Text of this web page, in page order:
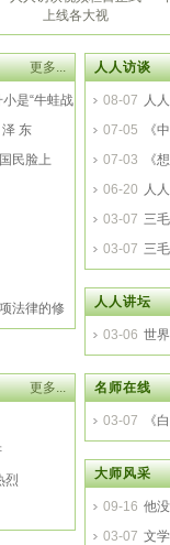
上线各大视
更多...
是“牛蛙战
东
民脸上
法律的修
人人访谈
08-07 人
07-05
《
书
07-03
《
06-20 人
03-07 三
03-07 三
人人讲坛
03-06 世
更多...
烈
名师在线
03-07 《
大师风采
09-16 他
03-07 文